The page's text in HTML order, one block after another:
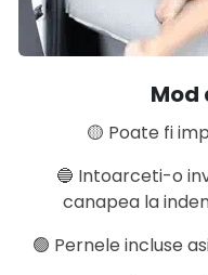
Mod
🟡 Poate fi
🔵 Intoarceti-o
canapea la
🟢 Pernele incluse